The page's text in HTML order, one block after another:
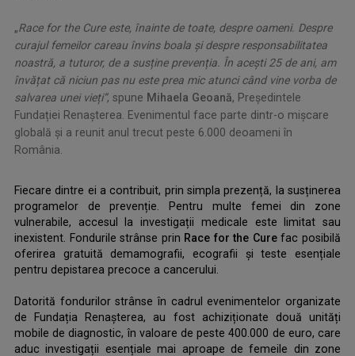
„Race for the Cure este, înainte de toate, despre oameni. Despre
curajul femeilor careau învins boala și despre responsabilitatea
noastră, a tuturor, de a susține prevenția. În acești 25 de ani, am
învățat că niciun pas nu este prea mic atunci când vine vorba de
salvarea unei vieți”, spune Mihaela Geoană, Președintele
Fundației Renașterea. Evenimentul face parte dintr-o mișcare
globală și a reunit anul trecut peste 6.000 deoameni în
România.
Fiecare dintre ei a contribuit, prin simpla prezență, la susținerea
programelor de prevenție. Pentru multe femei din zone
vulnerabile, accesul la investigații medicale este limitat sau
inexistent. Fondurile strânse prin Race for the Curefac posibilă
oferirea gratuită demamografii, ecografii și teste esențiale
pentru depistarea precoce a cancerului.
Datorită fondurilor strânse în cadrul evenimentelor organizate
de Fundația Renașterea, au fost achiziționate două unități
mobile de diagnostic, în valoare de peste 400.000 de euro, care
aduc investigații esențiale mai aproape de femeile din zone